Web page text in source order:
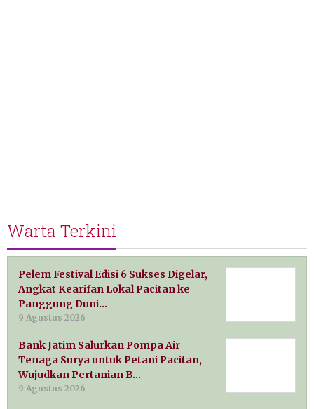
Warta Terkini
Pelem Festival Edisi 6 Sukses Digelar,
Angkat Kearifan Lokal Pacitan ke
Panggung Duni…
9 Agustus 2026
Bank Jatim Salurkan Pompa Air
Tenaga Surya untuk Petani Pacitan,
Wujudkan Pertanian B…
9 Agustus 2026